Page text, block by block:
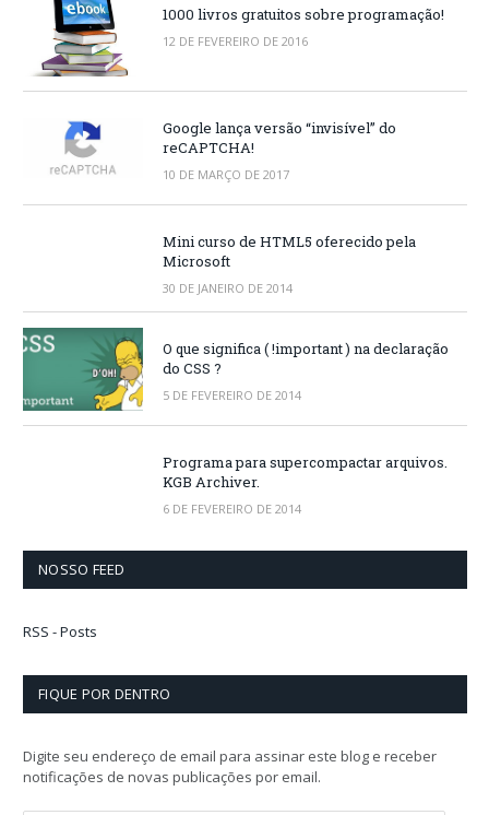
1000 livros gratuitos sobre programação!
12 DE FEVEREIRO DE 2016
Google lança versão “invisível” do
reCAPTCHA!
10 DE MARÇO DE 2017
Mini curso de HTML5 oferecido pela
Microsoft
30 DE JANEIRO DE 2014
O que significa ( !important ) na declaração
do CSS ?
5 DE FEVEREIRO DE 2014
Programa para supercompactar arquivos.
KGB Archiver.
6 DE FEVEREIRO DE 2014
NOSSO FEED
RSS - Posts
FIQUE POR DENTRO
Digite seu endereço de email para assinar este blog e receber
notificações de novas publicações por email.